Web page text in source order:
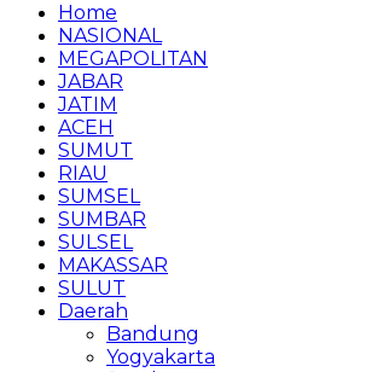
Home
NASIONAL
MEGAPOLITAN
JABAR
JATIM
ACEH
SUMUT
RIAU
SUMSEL
SUMBAR
SULSEL
MAKASSAR
SULUT
Daerah
Bandung
Yogyakarta